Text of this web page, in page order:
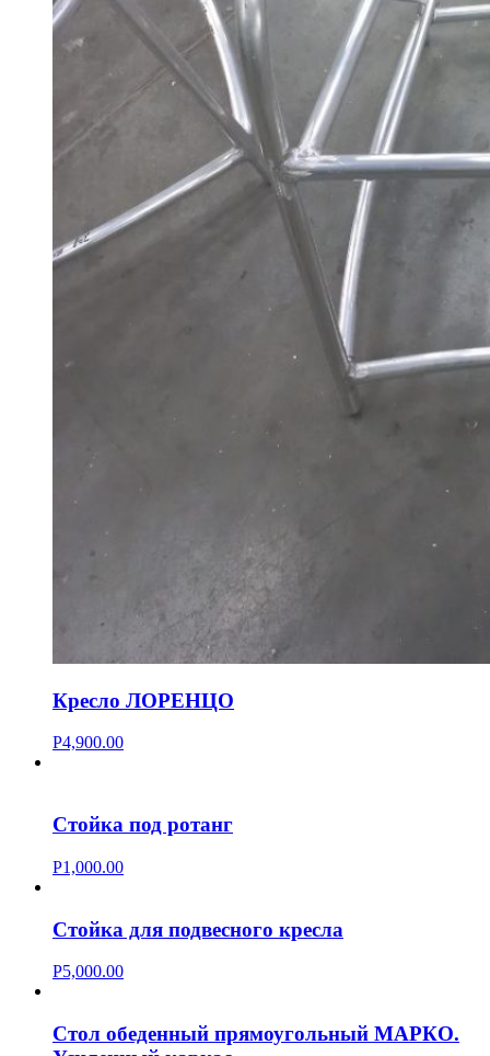
Кресло ЛОРЕНЦО
Р4,900.00
Стойка под ротанг
Р1,000.00
Стойка для подвесного кресла
Р5,000.00
Стол обеденный прямоугольный МАРКО.